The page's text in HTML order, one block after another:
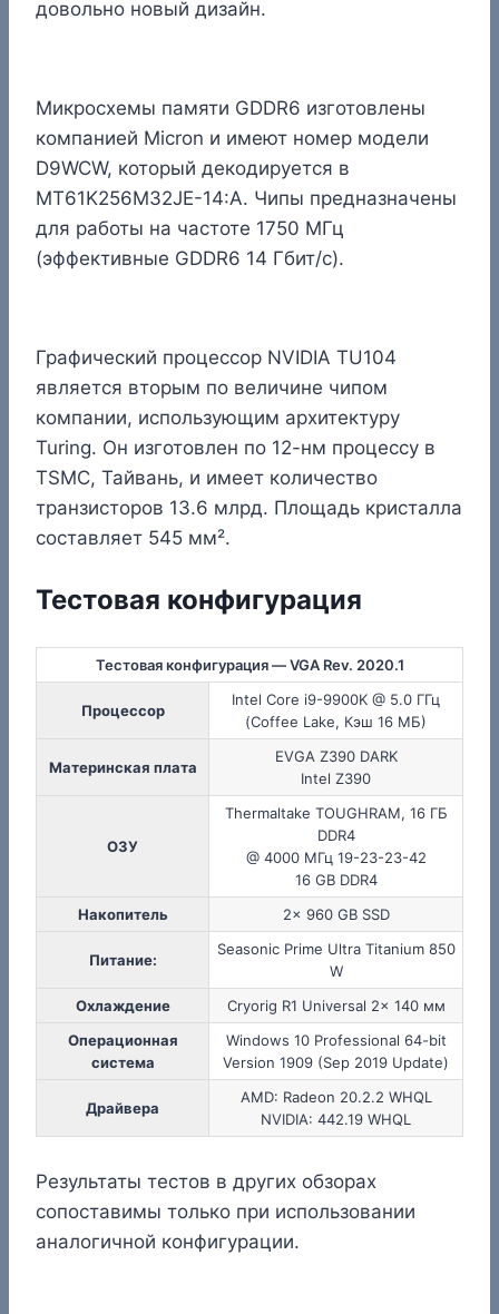
довольно новый дизайн.
Микросхемы памяти GDDR6 изготовлены
компанией Micron и имеют номер модели
D9WCW, который декодируется в
MT61K256M32JE-14:A. Чипы предназначены
для работы на частоте 1750 МГц
(эффективные GDDR6 14 Гбит/с).
Графический процессор NVIDIA TU104
является вторым по величине чипом
компании, использующим архитектуру
Turing. Он изготовлен по 12-нм процессу в
TSMC, Тайвань, и имеет количество
транзисторов 13.6 млрд. Площадь кристалла
составляет 545 мм².
Тестовая конфигурация
Тестовая конфигурация — VGA Rev. 2020.1
Процессор
Intel Core i9-9900K @ 5.0 ГГц
(Coffee Lake, Кэш 16 МБ)
Материнская плата
EVGA Z390 DARK
Intel Z390
ОЗУ
Thermaltake TOUGHRAM, 16 ГБ
DDR4
@ 4000 МГц 19-23-23-42
16 GB DDR4
Накопитель
2x 960 GB SSD
Питание:
Seasonic Prime Ultra Titanium 850
W
Охлаждение
Cryorig R1 Universal 2x 140 мм
Операционная
система
Windows 10 Professional 64-bit
Version 1909 (Sep 2019 Update)
Драйвера
AMD: Radeon 20.2.2 WHQL
NVIDIA: 442.19 WHQL
Результаты тестов в других обзорах
сопоставимы только при использовании
аналогичной конфигурации.